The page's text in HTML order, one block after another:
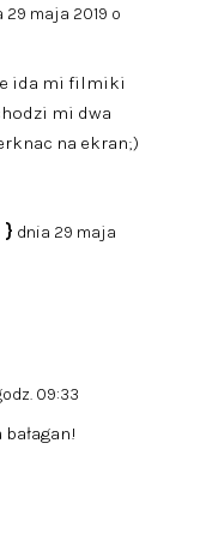
29 maja 2019 o
ida mi filmiki
mi dwa
na ekran;)
} dnia 29 maja
09:33